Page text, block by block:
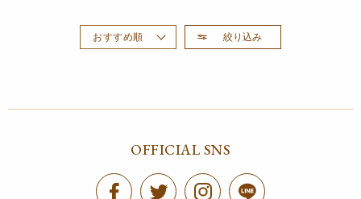
絞り込み
おすすめ順
OFFICIAL SNS